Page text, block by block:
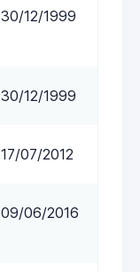
30/12/1999
30/12/1999
17/07/2012
09/06/2016